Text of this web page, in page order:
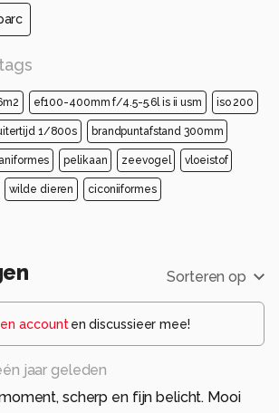
ef100-400mm f/4.5-5.6l is ii usm iso 200
1/800s brandpuntafstand 300mm
pelikaan zeevogel vloeistof
wilde dieren ciconiiformes
Sorteren op
account en discussieer mee!
jaar geleden
scherp en fijn belicht. Mooi